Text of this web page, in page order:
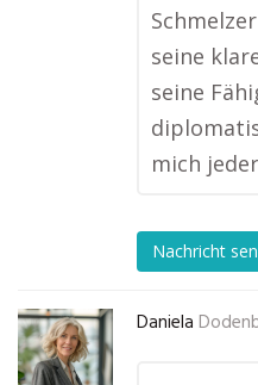
seine
seine
mich
Nachricht
Daniela